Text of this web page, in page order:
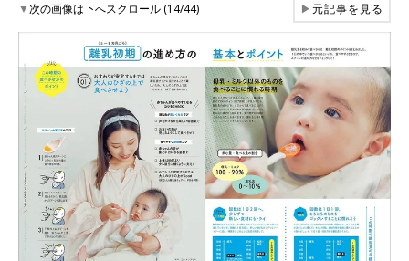
▼次の画像は下へスクロール (14/44) ▶元記事を見る